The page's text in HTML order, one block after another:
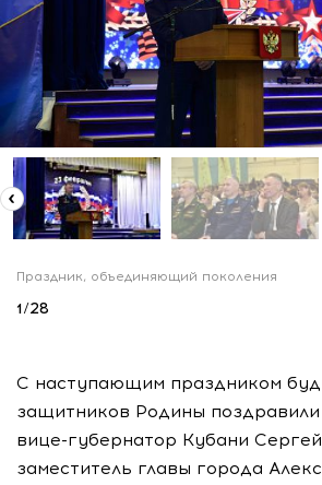
Праздник, объединяющий поколения
1/28
С наступающим праздником
защитников Родины поздравили
вице-губернатор Кубани
заместитель главы города